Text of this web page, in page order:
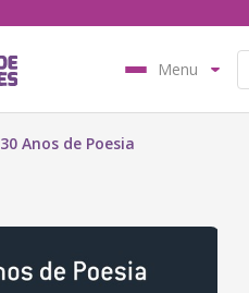
Menu
30 Anos de Poesia